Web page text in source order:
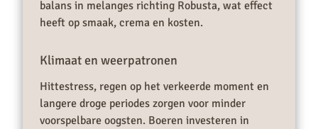
balans in melanges richting Robusta, wat effect
heeft op smaak, crema en kosten.
Klimaat en weerpatronen
Hittestress, regen op het verkeerde moment en
langere droge periodes zorgen voor minder
voorspelbare oogsten. Boeren investeren in